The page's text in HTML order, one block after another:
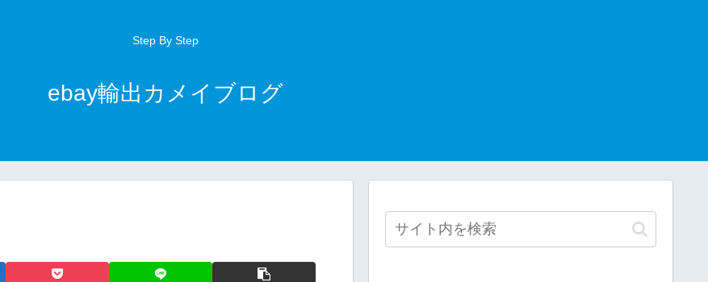
Step By Step
ebay輸出カメイブログ